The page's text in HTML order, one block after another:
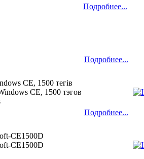
Подробнее...
Подробнее...
CE, 1500 тегів
CE, 1500 тэгов
Подробнее...
CE1500D
CE1500D